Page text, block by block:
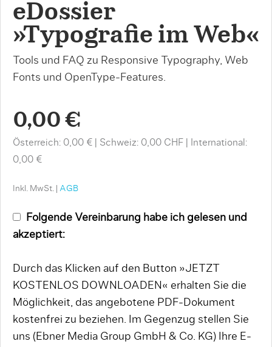
eDossier
»Typografie im Web«
Tools und FAQ zu Responsive Typography, Web
Fonts und OpenType-Features.
0,00 €
Österreich: 0,00 € Schweiz: 0,00 CHF
International:
0,00 €
Inkl. MwSt. | AGB
Folgende Vereinbarung habe ich gelesen und
akzeptiert:
Durch das Klicken auf den Button »JETZT
KOSTENLOS DOWNLOADEN« erhalten Sie die
Möglichkeit, das angebotene PDF-Dokument
kostenfrei zu beziehen. Im Gegenzug stellen Sie
uns (Ebner Media Group GmbH & Co. KG) Ihre E-